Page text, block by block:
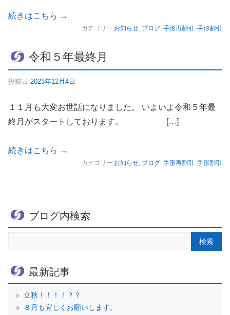
続きはこちら →
カテゴリー:お知らせ, ブログ, 手形再割引 , 手形割引
令和５年最終月
投稿日:2023年12月4日
１１月も大変お世話になりました。 いよいよ令和５年最
終月がスタートしております。 […]
続きはこちら →
カテゴリー:お知らせ, ブログ, 手形再割引 , 手形割引
ブログ内検索
最新記事
立秋！！！！？？
８月も宜しくお願いします。